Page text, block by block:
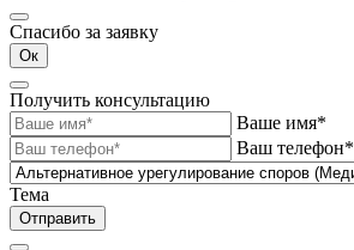
Спасибо за заявку
Ок
Получить консультацию
Ваше имя*
Ваш телефон*
Тема
Отправить